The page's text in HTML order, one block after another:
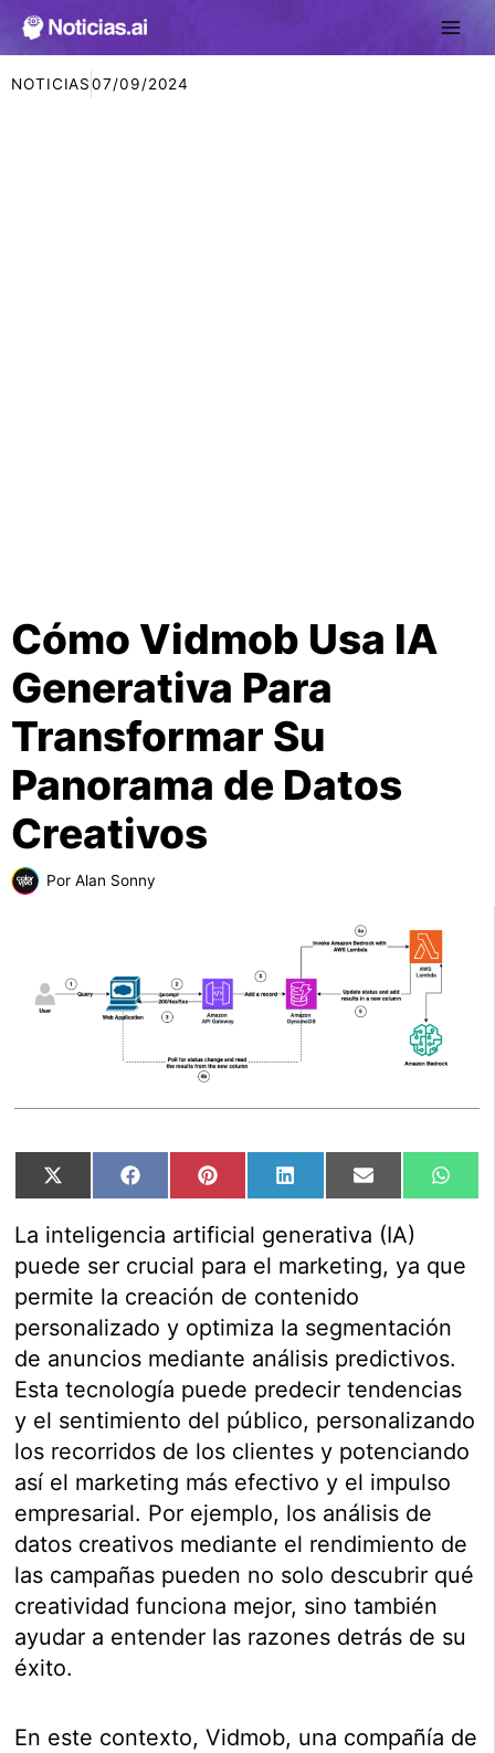
NOTICIAS 07/09/2024
Cómo Vidmob Usa IA
Generativa Para
Transformar Su
Panorama de Datos
Creativos
Por Alan Sonny
Compartir
en
X
Compartir
en
FacebookCompartir
en
PinterestCompartir
en
LinkedInCompartir
en
Email
en
La inteligencia artificial generativa (IA)
puede ser crucial para el marketing, ya que
permite la creación de contenido
personalizado y optimiza la segmentación
de anuncios mediante análisis predictivos.
Esta tecnología puede predecir tendencias
y el sentimiento del público, personalizando
los recorridos de los clientes y potenciando
así el marketing más efectivo y el impulso
empresarial. Por ejemplo, los análisis de
datos creativos mediante el rendimiento de
las campañas pueden no solo descubrir qué
creatividad funciona mejor, sino también
ayudar a entender las razones detrás de su
éxito.
En este contexto, Vidmob, una compañía de